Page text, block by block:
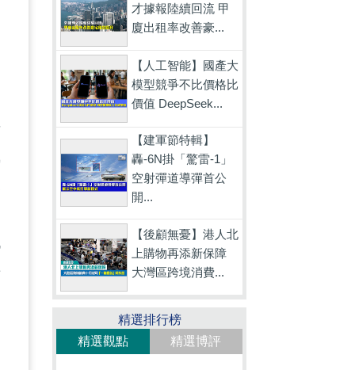
才據報陸續回流 甲
廈出租率改善豪...
【人工智能】國產大
模型競爭不比價格比
價值 DeepSeek...
【建軍節特輯】
轟-6N掛「驚雷-1」
空射彈道導彈首公
開...
【後顧無憂】港人北
上購物再添新保障
大灣區跨境消費...
精選排行榜
精選觀點
精選博評